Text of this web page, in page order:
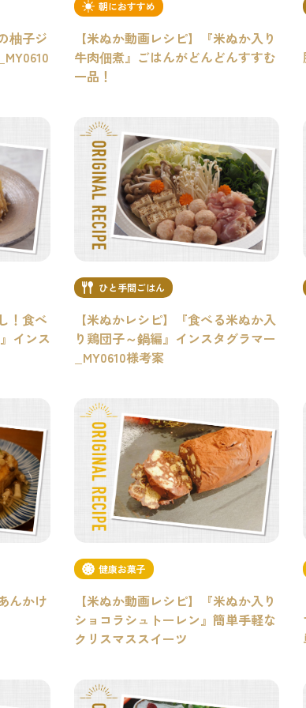
柚子ジ
朝におすすめ
【米ぬか動画レシピ】『米ぬか入り
牛肉佃煮』ごはんがどんどんすすむ
一品！
！食べ
インス
ひと手間ごはん
【米ぬかレシピ】『食べる米ぬか入
り鶏団子～鍋編』インスタグラマー
_MY0610様考案
んかけ
健康お菓子
【米ぬか動画レシピ】『米ぬか入り
ショコラシュトーレン』簡単手軽な
クリスマススイーツ